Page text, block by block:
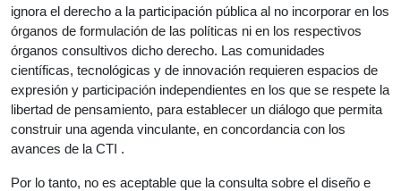
ignora el derecho a la participación pública al no incorporar en los
órganos de formulación de las políticas ni en los respectivos
órganos consultivos dicho derecho. Las comunidades
científicas, tecnológicas y de innovación requieren espacios de
expresión y participación independientes en los que se respete la
libertad de pensamiento, para establecer un diálogo que permita
construir una agenda vinculante, en concordancia con los
avances de la CTI .
Por lo tanto, no es aceptable que la consulta sobre el diseño e